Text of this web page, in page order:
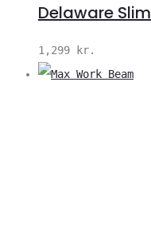
Delaware Slim
1,299 kr.